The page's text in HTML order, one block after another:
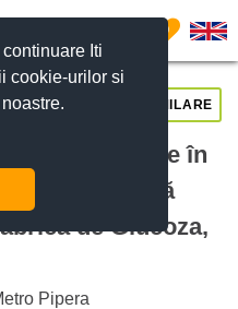
Iti
cookie-urilor si
0
cu 2 Camere în
Inclusă
de Glucoza,
Pipera
SIMILARE